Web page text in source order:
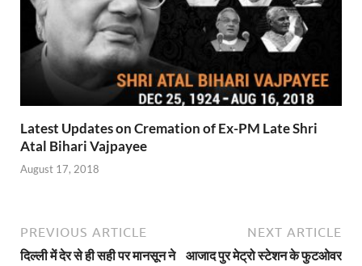
Latest Updates on Cremation of Ex-PM Late Shri
Atal Bihari Vajpayee
August 17, 2018
PREVIOUS ARTICLE
दिल्ली में देर से ही सही पर मानसून ने
NEXT ARTICLE
आजाद पुर मेट्रो स्टेशन के फुटओवर